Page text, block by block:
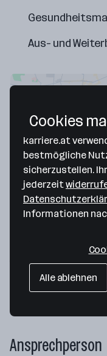
Aus- und
Wienerbergerplatz 1
1100 Wien— Route
Website
Ansprechperson
Cookies
karriere.at
bestmögliche
sicherzustellen.
jederzeit
Informationen
Alle ablehnen